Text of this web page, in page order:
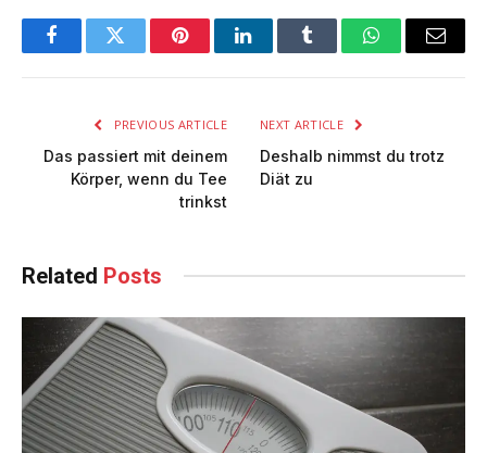
FacebookTwitter PinterestLinkedInTumblr WhatsAppEmail
PREVIOUS ARTICLE
Das passiert mit deinem
Körper, wenn du Tee
trinkst
NEXT ARTICLE
Deshalb nimmst du trotz
Diät zu
Related Posts